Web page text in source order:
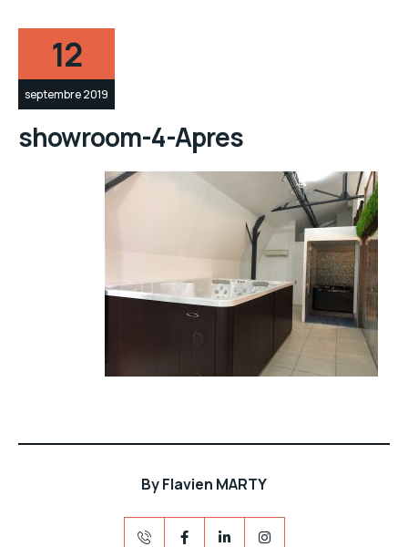
12
septembre 2019
showroom-4-Apres
ByFlavien MARTY